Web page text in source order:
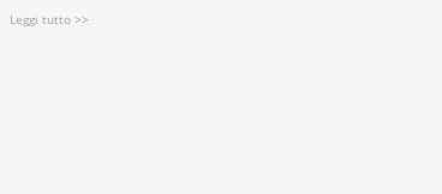
Leggi tutto >>